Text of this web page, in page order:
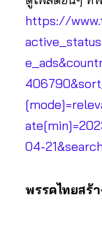
https://
04-
พรรคไทยสร้า